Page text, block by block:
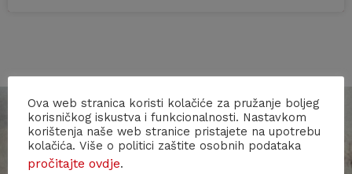
Ova web stranica koristi kolačiće za pružanje boljeg
korisničkog iskustva i funkcionalnosti. Nastavkom
korištenja naše web stranice pristajete na upotrebu
kolačića. Više o politici zaštite osobnih podataka
pročitajte ovdje.